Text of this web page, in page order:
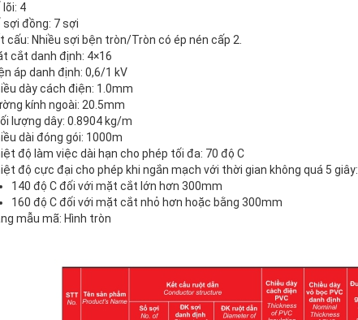
lõi: 4
sợi đồng: 7 sợi
cấu: Nhiều sợi bện tròn/Tròn có ép nén cấp 2.
cắt danh định: 4×16
áp danh định: 0,6/1 kV
dày cách điện: 1.0mm
kính ngoài: 20.5mm
lượng dây: 0.8904 kg/m
dài đóng gói: 1000m
độ làm việc dài hạn cho phép tối đa: 70 độ C
độ cực đại cho phép khi ngắn mạch với thời gian không quá 5 giây:
140 độ C đối với mặt cắt lớn hơn 300mm
160 độ C đối với mặt cắt nhỏ hơn hoặc bằng 300mm
mẫu mã: Hình tròn